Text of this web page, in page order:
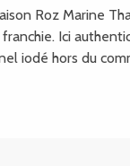
Roz Marine
Ici
iodé hors du